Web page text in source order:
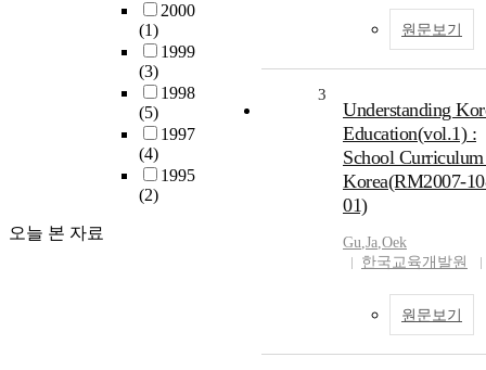
2000
(1)
1999
(3)
1998
(5)
1997
(4)
1995
(2)
오늘 본 자료
원문보기
3
Understanding
Education(vol.1) :
School
Korea(RM2007-
01)
Gu,Ja,Oek
한국교육개발원
원문보기